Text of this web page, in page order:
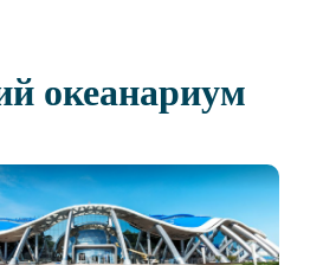
океанариум